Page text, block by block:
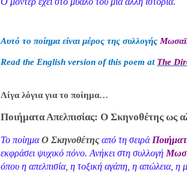
Αυτό το ποίημα είναι μέρος της συλλογής
Read the English version of this poem at The
Λίγα λόγια για το ποίημα…
Ποιήματα Απελπισίας: Ο Σκηνοθέτης ως
Το ποίημαΟ Σκηνοθέτης από τη σειρά
εκφράσει ψυχικό πόνο. Ανήκει στη συλλογή
όπου η απελπισία, η τοξική αγάπη, η απώλεια, η